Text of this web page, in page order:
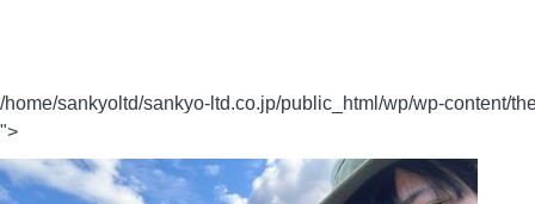
/home/sankyoltd/sankyo-ltd.co.jp/public_html/wp/wp-content/
">